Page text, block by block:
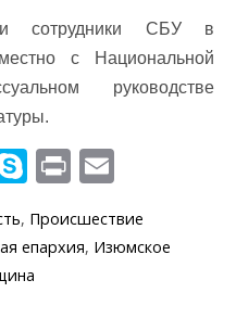
сотрудники СБУ в
с Национальной
руководстве
S
y
p
Pr
t ai
, Происшествие
епархия, Изюмское